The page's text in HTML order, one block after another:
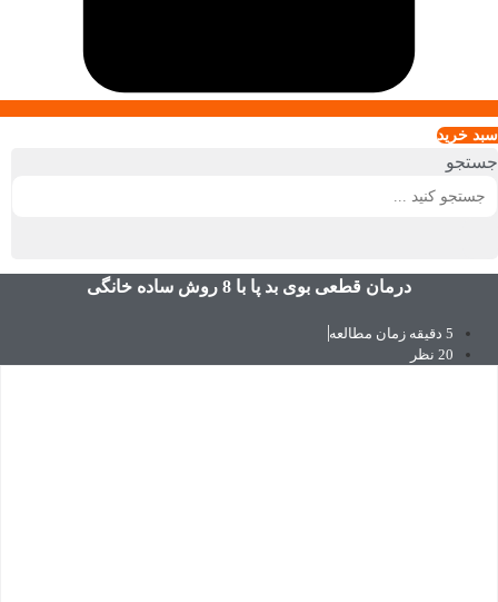
سبد خريد
جستجو
درمان قطعی بوی بد پا با 8 روش ساده خانگی
5 دقیقه زمان مطالعه
20 نظر